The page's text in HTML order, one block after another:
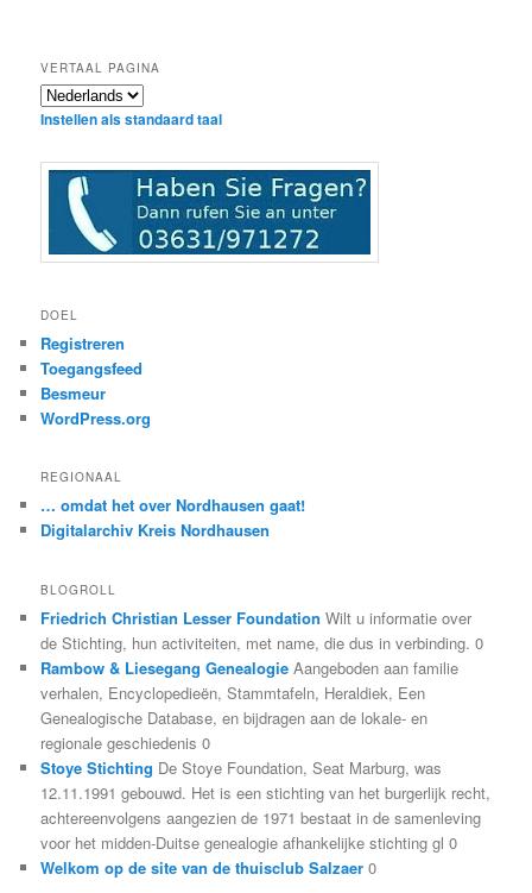
VERTAAL PAGINA
Instellen als standaard taal
DOEL
Registreren
Toegangsfeed
Besmeur
WordPress.org
REGIONAAL
… omdat het over Nordhausen gaat!
Digitalarchiv Kreis Nordhausen
BLOGROLL
Friedrich Christian Lesser Foundation Wilt u informatie over
de Stichting, hun activiteiten, met name, die dus in verbinding. 0
Rambow & Liesegang Genealogie Aangeboden aan familie
verhalen, Encyclopedieën, Stammtafeln, Heraldiek, Een
Genealogische Database, en bijdragen aan de lokale- en
regionale geschiedenis 0
Stoye Stichting De Stoye Foundation, Seat Marburg, was
12.11.1991 gebouwd. Het is een stichting van het burgerlijk recht,
achtereenvolgens aangezien de 1971 bestaat in de samenleving
voor het midden-Duitse genealogie afhankelijke stichting gl 0
Welkom op de site van de thuisclub Salzaer 0